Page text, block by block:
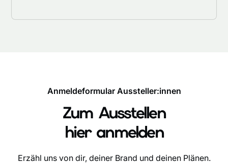
Anmeldeformular Aussteller:innen
Zum Ausstellen
hier anmelden
Erzähl uns von dir, deiner Brand und deinen Plänen.